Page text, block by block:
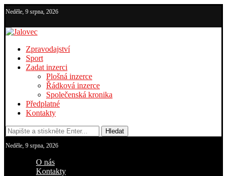
Neděle, 9 srpna, 2026
Zpravodajství
Sport
Zadat inzerci
Plošná inzerce
Řádková inzerce
Společenská kronika
Předplatné
Kontakty
Hledat
Neděle, 9 srpna, 2026
O nás
Kontakty